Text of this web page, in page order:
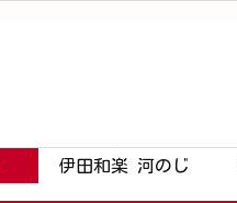
伊田和楽 河のじ